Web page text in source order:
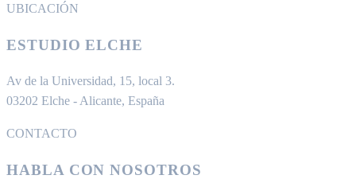
UBICACIÓN
ESTUDIO ELCHE
Av de la Universidad, 15, local 3.
03202 Elche - Alicante, España
CONTACTO
HABLA CON NOSOTROS